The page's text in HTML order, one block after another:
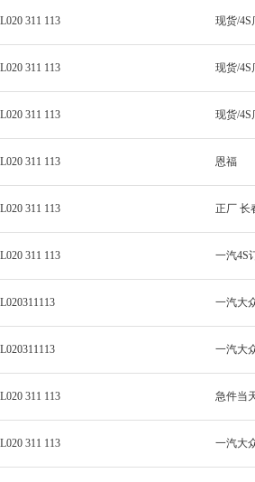
L020 311 113
L020 311 113
L020 311 113
L020 311 113 恩福
L020 311 113 正厂 长
L020 311 113 一汽4S
L020311113 一汽大
L020311113 一汽大
L020 311 113 急件当
L020 311 113 一汽大